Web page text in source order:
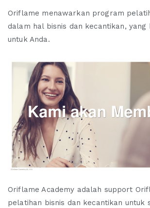
Oriflame menawarkan program
dalam hal bisnis dan kecantikan, yang
untuk Anda.
Oriflame Academy adalah support
pelatihan bisnis dan kecantikan untuk